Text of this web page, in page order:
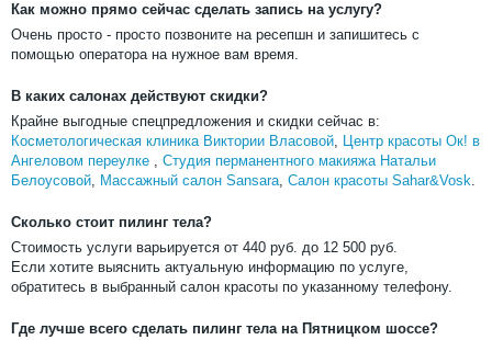
Как можно прямо сейчас сделать запись на услугу?
Очень просто - просто позвоните на ресепшн и запишитесь с
помощью оператора на нужное вам время.
В каких салонах действуют скидки?
Крайне выгодные спецпредложения и скидки сейчас в:
Косметологическая клиника Виктории Власовой, Центр красоты Ок! в
Ангеловом переулке , Студия перманентного макияжа Натальи
Белоусовой, Массажный салон Sansara, Салон красоты Sahar&Vosk.
Сколько стоит пилинг тела?
Стоимость услуги варьируется от 440 руб. до 12 500 руб.
Если хотите выяснить актуальную информацию по услуге,
обратитесь в выбранный салон красоты по указанному телефону.
Где лучше всего сделать пилинг тела на Пятницком шоссе?